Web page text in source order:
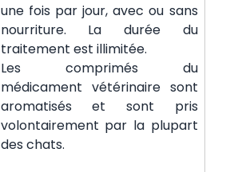
une fois par jour, avec ou sans
nourriture. La durée du
traitement est illimitée.
Les comprimés du
médicament vétérinaire sont
aromatisés et sont pris
volontairement par la plupart
des chats.